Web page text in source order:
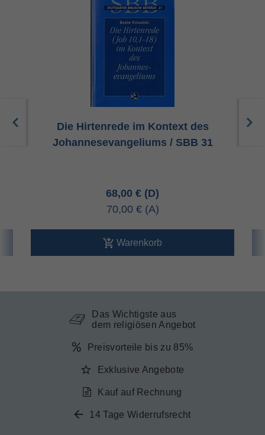
Die Hirtenrede im Kontext des
Johannesevangeliums / SBB 31
68,00 €
70,00 €
Warenkorb
Das Wichtigste aus
dem religiösen Angebot
Preisvorteile bis zu 85%
Exklusive Angebote
Kauf auf Rechnung
14 Tage Widerrufsrecht